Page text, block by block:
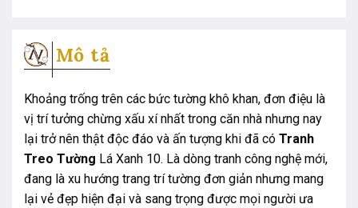
Mô tả
Khoảng trống trên các bức tường khô khan, đơn điệu là
vị trí tưởng chừng xấu xí nhất trong căn nhà nhưng nay
lại trở nên thật độc đáo và ấn tượng khi đã có Tranh
Treo Tường Lá Xanh 10. Là dòng tranh công nghệ mới,
đang là xu hướng trang trí tường đơn giản nhưng mang
lại vẻ đẹp hiện đại và sang trọng được mọi người ưa